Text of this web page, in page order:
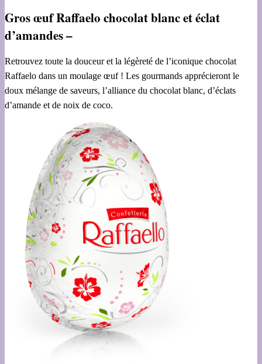
Gros œuf Raffaelo chocolat blanc et éclat
d’amandes –
Retrouvez toute la douceur et la légèreté de l’iconique chocolat
Raffaelo dans un moulage œuf ! Les gourmands apprécieront le
doux mélange de saveurs, l’alliance du chocolat blanc, d’éclats
d’amande et de noix de coco.